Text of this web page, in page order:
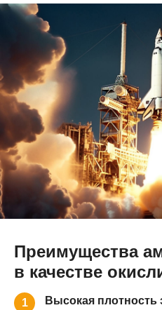
Преимущества
в качестве
1 Высокая плотность